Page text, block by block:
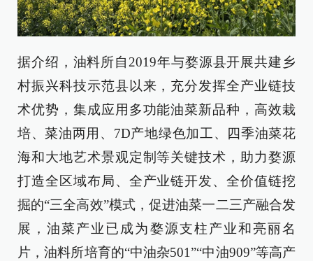
据介绍，油料所自2019年与婺源县开展共建乡
村振兴科技示范县以来，充分发挥全产业链技
术优势，集成应用多功能油菜新品种，高效栽
培、菜油两用、7D产地绿色加工、四季油菜花
海和大地艺术景观定制等关键技术，助力婺源
打造全区域布局、全产业链开发、全价值链挖
掘的“三全高效”模式，促进油菜一二三产融合发
展，油菜产业已成为婺源支柱产业和亮丽名
片，油料所培育的“中油杂501”“中油909”等高产